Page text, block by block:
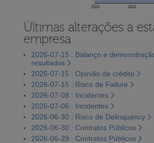
2023 2024
Últimas alterações a
empresa
2026-07-15 : Balanço e
resultados
2026-07-15 : Opinião de crédito
2026-07-15 : Risco de Failure
2026-07-08 : Incidentes
2026-07-06 : Incidentes
2026-06-30 : Risco de Delinquency
2026-06-30 : Contratos Públicos
2026-06-29 : Contratos Públicos